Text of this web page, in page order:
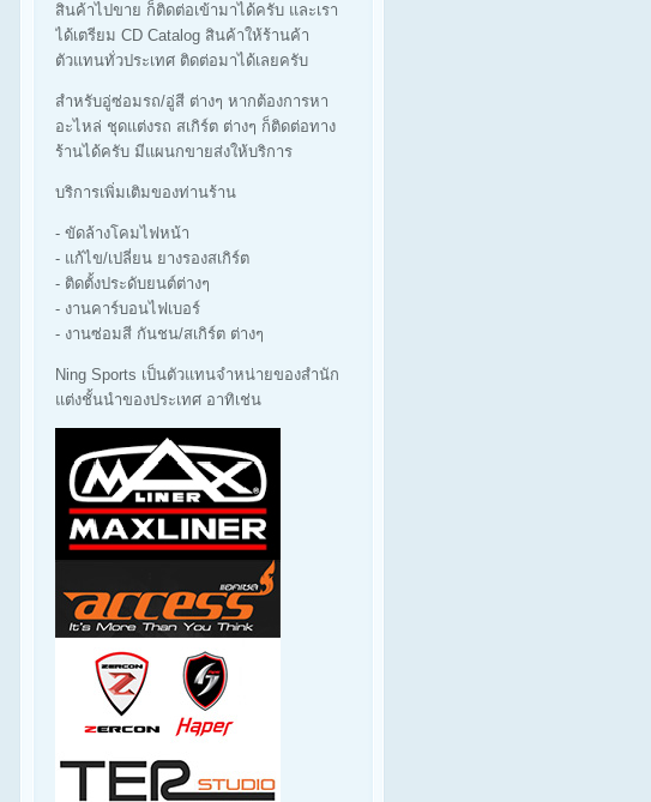
สินค้าไปขาย ก็ติดต่อเข้ามาได้ครับ และเรา
ได้เตรียม CD Catalog สินค้าให้ร้านค้า
ตัวแทนทั่วประเทศ ติดต่อมาได้เลยครับ
สำหรับอู่ซ่อมรถ/อู่สี ต่างๆ หากต้องการหา
อะไหล่ ชุดแต่งรถ สเกิร์ต ต่างๆ ก็ติดต่อทาง
ร้านได้ครับ มีแผนกขายส่งให้บริการ
บริการเพิ่มเติมของท่านร้าน
- ขัดล้างโคมไฟหน้า
- แก้ไข/เปลี่ยน ยางรองสเกิร์ต
- ติดตั้งประดับยนต์ต่างๆ
- งานคาร์บอนไฟเบอร์
- งานซ่อมสี กันชน/สเกิร์ต ต่างๆ
Ning Sports เป็นตัวแทนจำหน่ายของสำนัก
แต่งชั้นนำของประเทศ อาทิเช่น